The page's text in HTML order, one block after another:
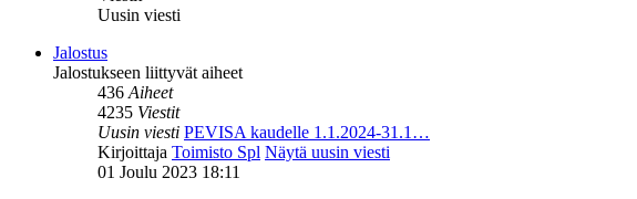
Uusin viesti
Jalostus
Jalostukseen liittyvät aiheet
436Aiheet
4235 Viestit
Uusin viesti PEVISA kaudelle 1.1.2024-31.1…
Kirjoittaja Toimisto Spl Näytä uusin viesti
01 Joulu 2023 18:11